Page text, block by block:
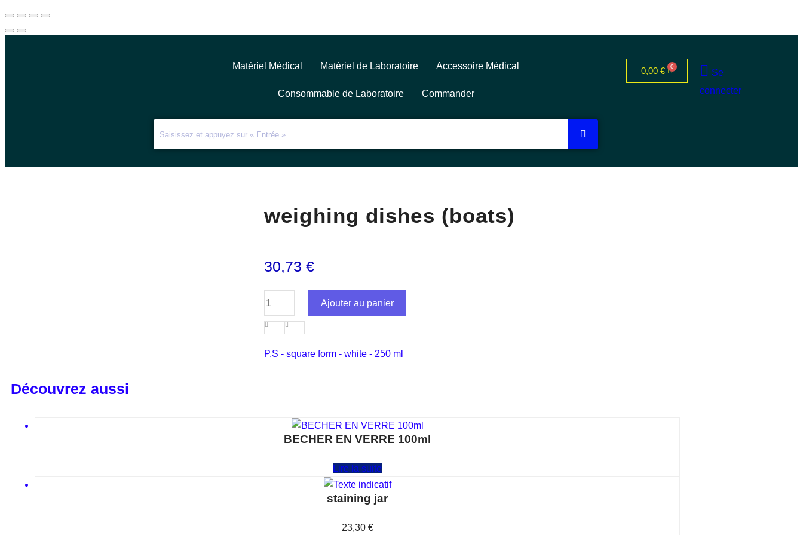
Matériel Médical Matériel de Laboratoire Accessoire Médical
Consommable de Laboratoire Commander
0,00 €
Se
connecter
weighing dishes (boats)
30,73€
Ajouter au panier
P.S - square form - white - 250 ml
Découvrez aussi
BECHER EN VERRE 100ml
Lire la suite
staining jar
23,30 €